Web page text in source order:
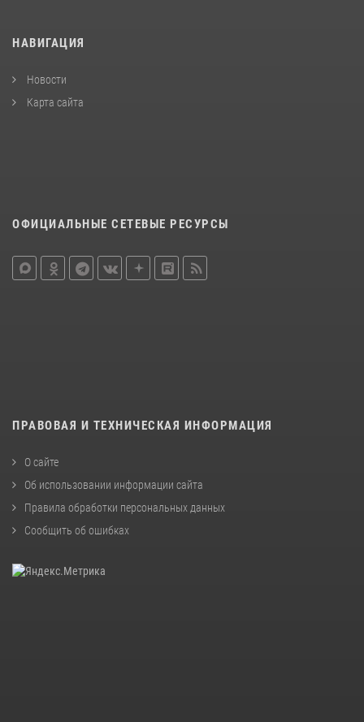
НАВИГАЦИЯ
Новости
Карта сайта
ОФИЦИАЛЬНЫЕ СЕТЕВЫЕ РЕСУРСЫ
ПРАВОВАЯ И ТЕХНИЧЕСКАЯ ИНФОРМАЦИЯ
О сайте
Об использовании информации сайта
Правила обработки персональных данных
Сообщить об ошибках